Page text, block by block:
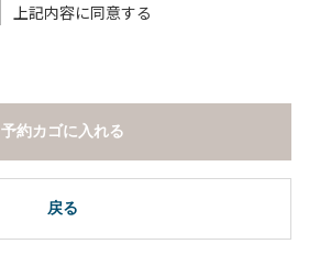
上記内容に同意する
戻る
予約カゴに入れる